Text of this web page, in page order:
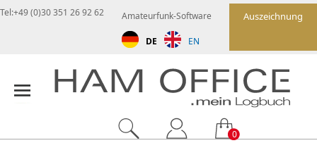
Auszeichnung
Amateurfunk-Software
DE EN
Tel:+49 (0)30 351 26 92 62
0